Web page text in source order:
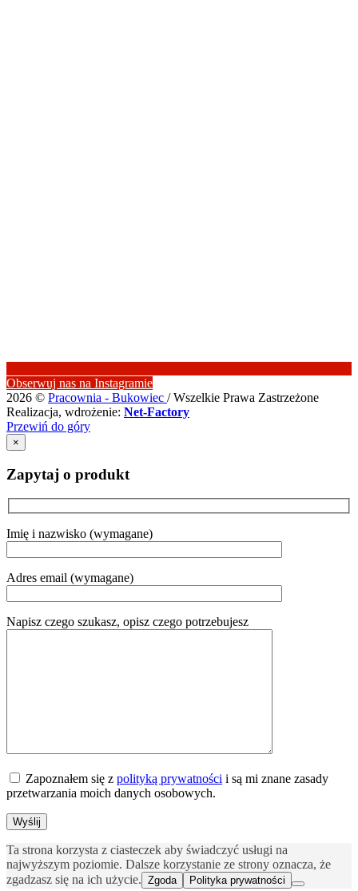
Obserwuj nas na Instagramie
2026 © Pracownia - Bukowiec / Wszelkie Prawa Zastrzeżone
Realizacja, wdrożenie: Net-Factory
Przewiń do góry
×
Zapytaj o produkt
Imię i nazwisko (wymagane)
Adres email (wymagane)
Napisz czego szukasz, opisz czego potrzebujesz
Zapoznałem się z polityką prywatności i są mi znane zasady
przetwarzania moich danych osobowych.
Ta strona korzysta z ciasteczek aby świadczyć usługi na
najwyższym poziomie. Dalsze korzystanie ze strony oznacza, że
zgadzasz się na ich użycie. Zgoda Polityka prywatności